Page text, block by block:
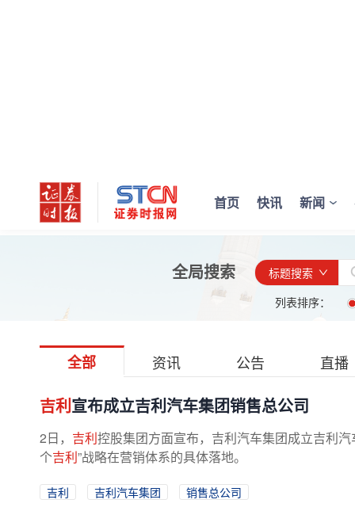
首页 快讯 新闻
全局搜索
标题搜索
列表排序：
全部 资讯 公告 直播
吉利宣布成立吉利汽车集团销售总公司
2日， 吉利控股集团方面宣布，吉利汽车集团成立吉利
个吉利”战略在营销体系的具体落地。
吉利 吉利汽车集团
销售总公司